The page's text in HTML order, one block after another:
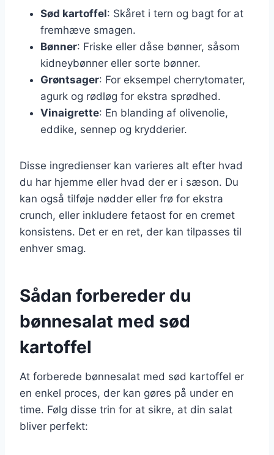
Sød kartoffel: Skåret i tern og bagt for at
fremhæve smagen.
Bønner: Friske eller dåse bønner, såsom
kidneybønner eller sorte bønner.
Grøntsager: For eksempel cherrytomater,
agurk og rødløg for ekstra sprødhed.
Vinaigrette: En blanding af olivenolie,
eddike, sennep og krydderier.
Disse ingredienser kan varieres alt efter hvad
du har hjemme eller hvad der er i sæson. Du
kan også tilføje nødder eller frø for ekstra
crunch, eller inkludere fetaost for en cremet
konsistens. Det er en ret, der kan tilpasses til
enhver smag.
Sådan forbereder du
bønnesalat med sød
kartoffel
At forberede bønnesalat med sød kartoffel er
en enkel proces, der kan gøres på under en
time. Følg disse trin for at sikre, at din salat
bliver perfekt: